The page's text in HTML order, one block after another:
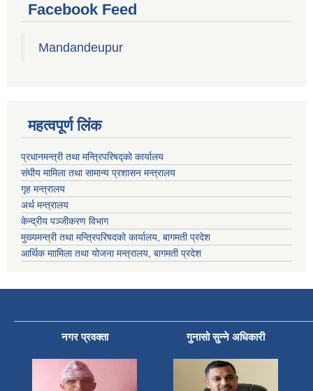
Facebook Feed
Mandandeupur
महत्वपूर्ण लिंक
प्रधानमन्त्री तथा मन्त्रिपरिषद्को कार्यालय
संघीय मामिला तथा सामान्य प्रशासन मन्त्रालय
गृह मन्त्रालय
अर्थ मन्त्रालय
केन्द्रीय पञ्जीकरण विभाग
मुख्यमन्त्री तथा मन्त्रिपरिषदको कार्यालय, बागमती प्रदेश
आर्थिक माामिला तथा योजना मन्त्रालय, बागमती प्रदेश
नगर प्रवक्ता गुनासो सुन्ने अधिकारी